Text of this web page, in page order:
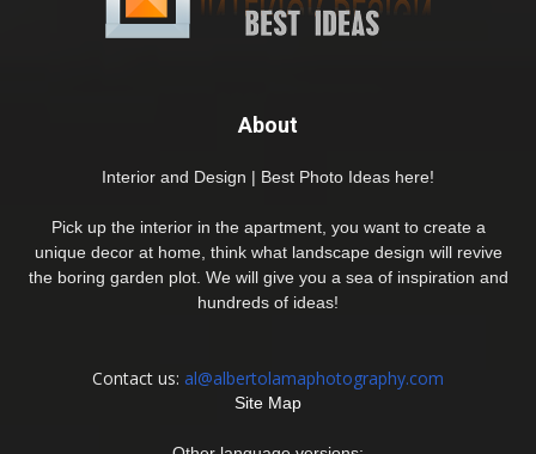
About
Interior and Design | Best Photo Ideas here!
Pick up the interior in the apartment, you want to create a
unique decor at home, think what landscape design will revive
the boring garden plot. We will give you a sea of inspiration and
hundreds of ideas!
Contact us: al@albertolamaphotography.com
Site Map